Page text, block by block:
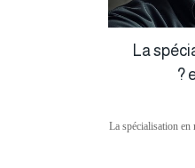
La
La spécialisation en